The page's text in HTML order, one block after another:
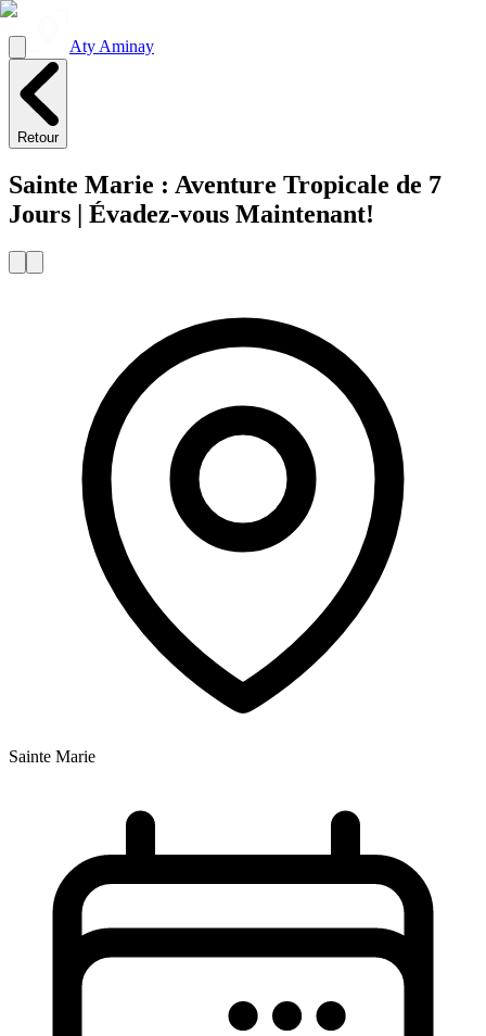
Aty Aminay
Retour
Sainte Marie : Aventure Tropicale de 7
Jours | Évadez-vous Maintenant!
Sainte Marie